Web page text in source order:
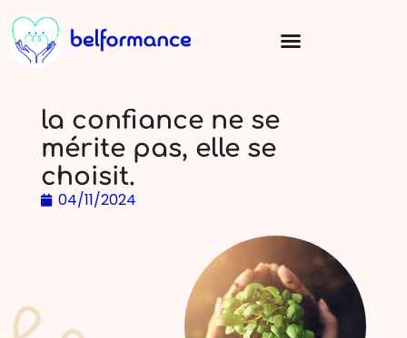
la confiance ne se
mérite pas, elle se
choisit.
04/11/2024